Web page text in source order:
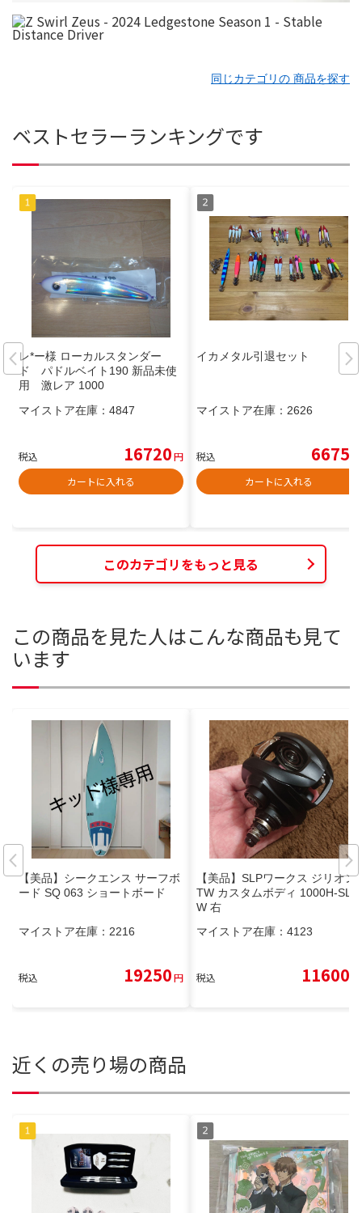
同じカテゴリの 商品を探す
ベストセラーランキングです
レ*ー様 ローカルスタンダー
ド パドルベイト190 新品未使
用 激レア 1000
マイストア在庫： 4847
税込 16720円
カートに入れる
イカメタル引退セット
マイストア在庫： 2626
税込 6675
カートに入れる
このカテゴリをもっと見る
この商品を見た人はこんな商品も見て
います
【美品】シークエンス サーフボ
ード SQ 063 ショートボード
マイストア在庫： 2216
税込 19250円
【美品】SLPワークス ジリオン
TW カスタムボディ 1000H-SLP
W 右
マイストア在庫： 4123
税込 11600
近くの売り場の商品